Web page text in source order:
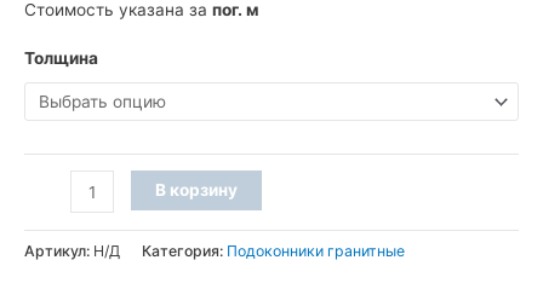
–
740 грн
Стоимость указана за пог. м
Толщина
Количество
товара
Подоконник
В корзину
Артикул: Н/Д Категория: Подоконники гранитные